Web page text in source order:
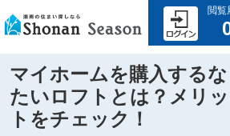
閲覧
マイホームを購入する
たいロフトとは？メリ
トをチェック！